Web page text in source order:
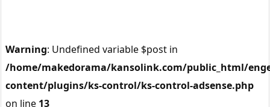
Warning: Undefined variable $post in
/home/makedorama/kansolink.com/public_html/
content/plugins/ks-control/ks-control-adsense.php
on line 13